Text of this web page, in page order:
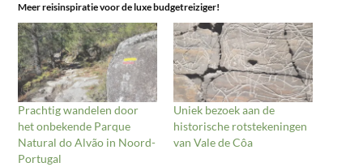
Meer reisinspiratie voor de luxe budgetreiziger!
Prachtig wandelen door
het onbekende Parque
Natural do Alvão in Noord-
Portugal
Uniek bezoek aan de
historische rotstekeningen
van Vale de Côa